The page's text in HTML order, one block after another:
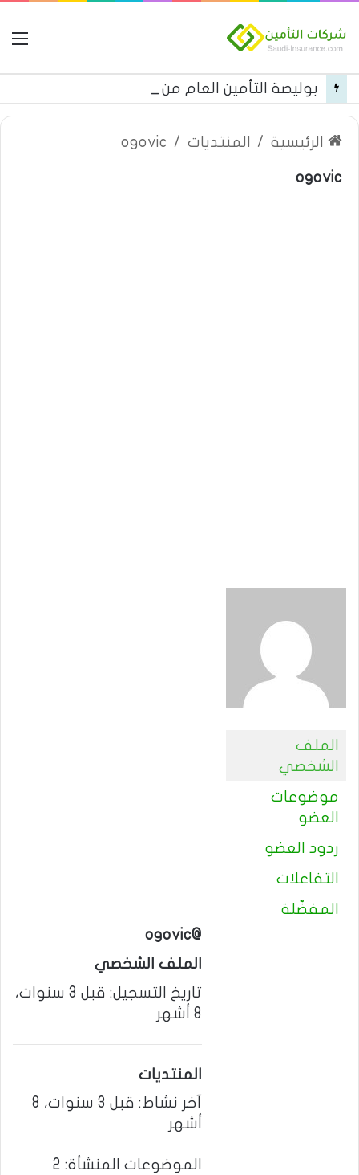
الرئيسية / المنتديات /
ogovic
ogovic
الملف
الشخصي
موضوعات
العضو
ردود العضو
التفاعلات
المفضّلة
@ogovic
الملف الشخصي
تاريخ التسجيل: قبل 3 سنوات،
8 أشهر
المنتديات
آخر نشاط: قبل 3 سنوات، 8
أشهر
الموضوعات المنشأة: 2